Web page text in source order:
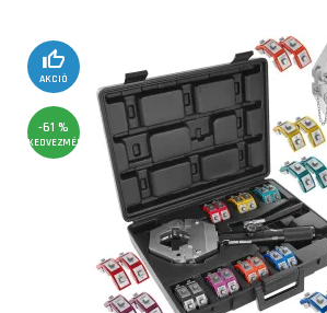
AKCIÓ
-61 %
KEDVEZMÉNY